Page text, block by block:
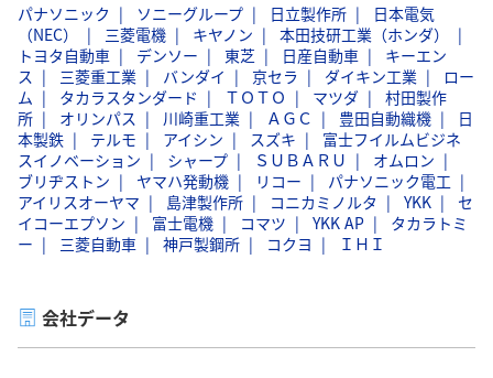
パナソニック ソニーグループ 日立製作所
日本電気
（NEC）
三菱電機 キヤノン
本田技研工業（ホンダ）
トヨタ自動車
デンソー 東芝 日産自動車
キーエン
ス
三菱重工業 バンダイ 京セラ ダイキン工業
ロー
ム
タカラスタンダード ＴＯＴＯ マツダ
村田製作
所
オリンパス 川崎重工業 ＡＧＣ 豊田自動織機
日
本製鉄
テルモ アイシン スズキ
富士フイルムビジネ
スイノベーション
シャープ ＳＵＢＡＲＵ
オムロン
ブリヂストン
ヤマハ発動機 リコー
パナソニック電工
アイリスオーヤマ
島津製作所 コニカミノルタ YKK
セ
イコーエプソン
富士電機 コマツ YKK AP
タカラトミ
ー
三菱自動車 神戸製鋼所 コクヨ ＩＨＩ
会社データ